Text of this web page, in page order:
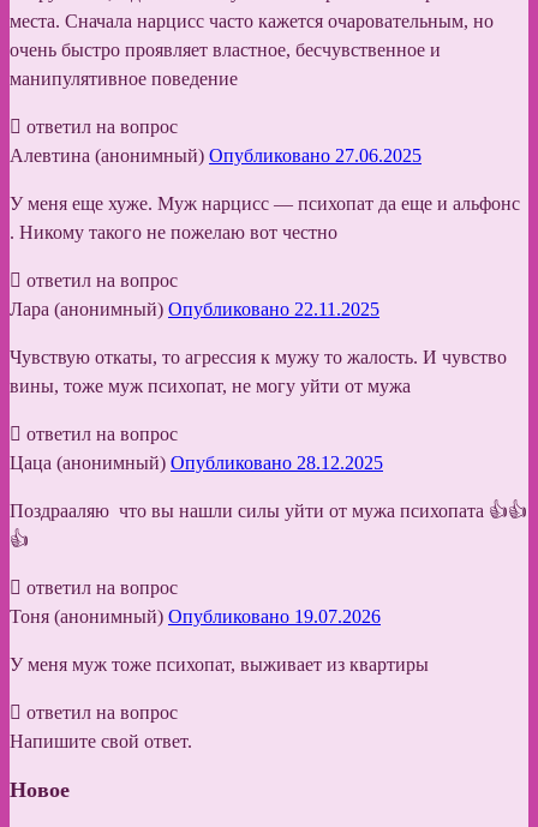
места. Сначала нарцисс часто кажется очаровательным, но
очень быстро проявляет властное, бесчувственное и
манипулятивное поведение
ответил на вопрос
Алевтина (анонимный) Опубликовано 27.06.2025
У меня еще хуже. Муж нарцисс — психопат да еще и альфонс
. Никому такого не пожелаю вот честно
ответил на вопрос
Лара (анонимный) Опубликовано 22.11.2025
Чувствую откаты, то агрессия к мужу то жалость. И чувство
вины, тоже муж психопат, не могу уйти от мужа
ответил на вопрос
Цаца (анонимный) Опубликовано 28.12.2025
Поздрааляю что вы нашли силы уйти от мужа психопата 👍👍
👍
ответил на вопрос
Тоня (анонимный) Опубликовано 19.07.2026
У меня муж тоже психопат, выживает из квартиры
ответил на вопрос
Напишите свой ответ.
Новое